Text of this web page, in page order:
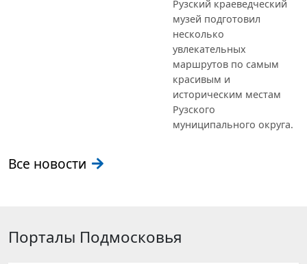
Рузский краеведческий
музей подготовил
несколько
увлекательных
маршрутов по самым
красивым и
историческим местам
Рузского
муниципального округа.
Все новости
Порталы Подмосковья